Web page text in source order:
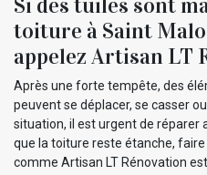
toiture à Saint
appelez Artisan LT
Après une forte tempête, des
peuvent se déplacer, se casser
situation, il est urgent de réparer
que la toiture reste étanche,
comme Artisan LT Rénovation